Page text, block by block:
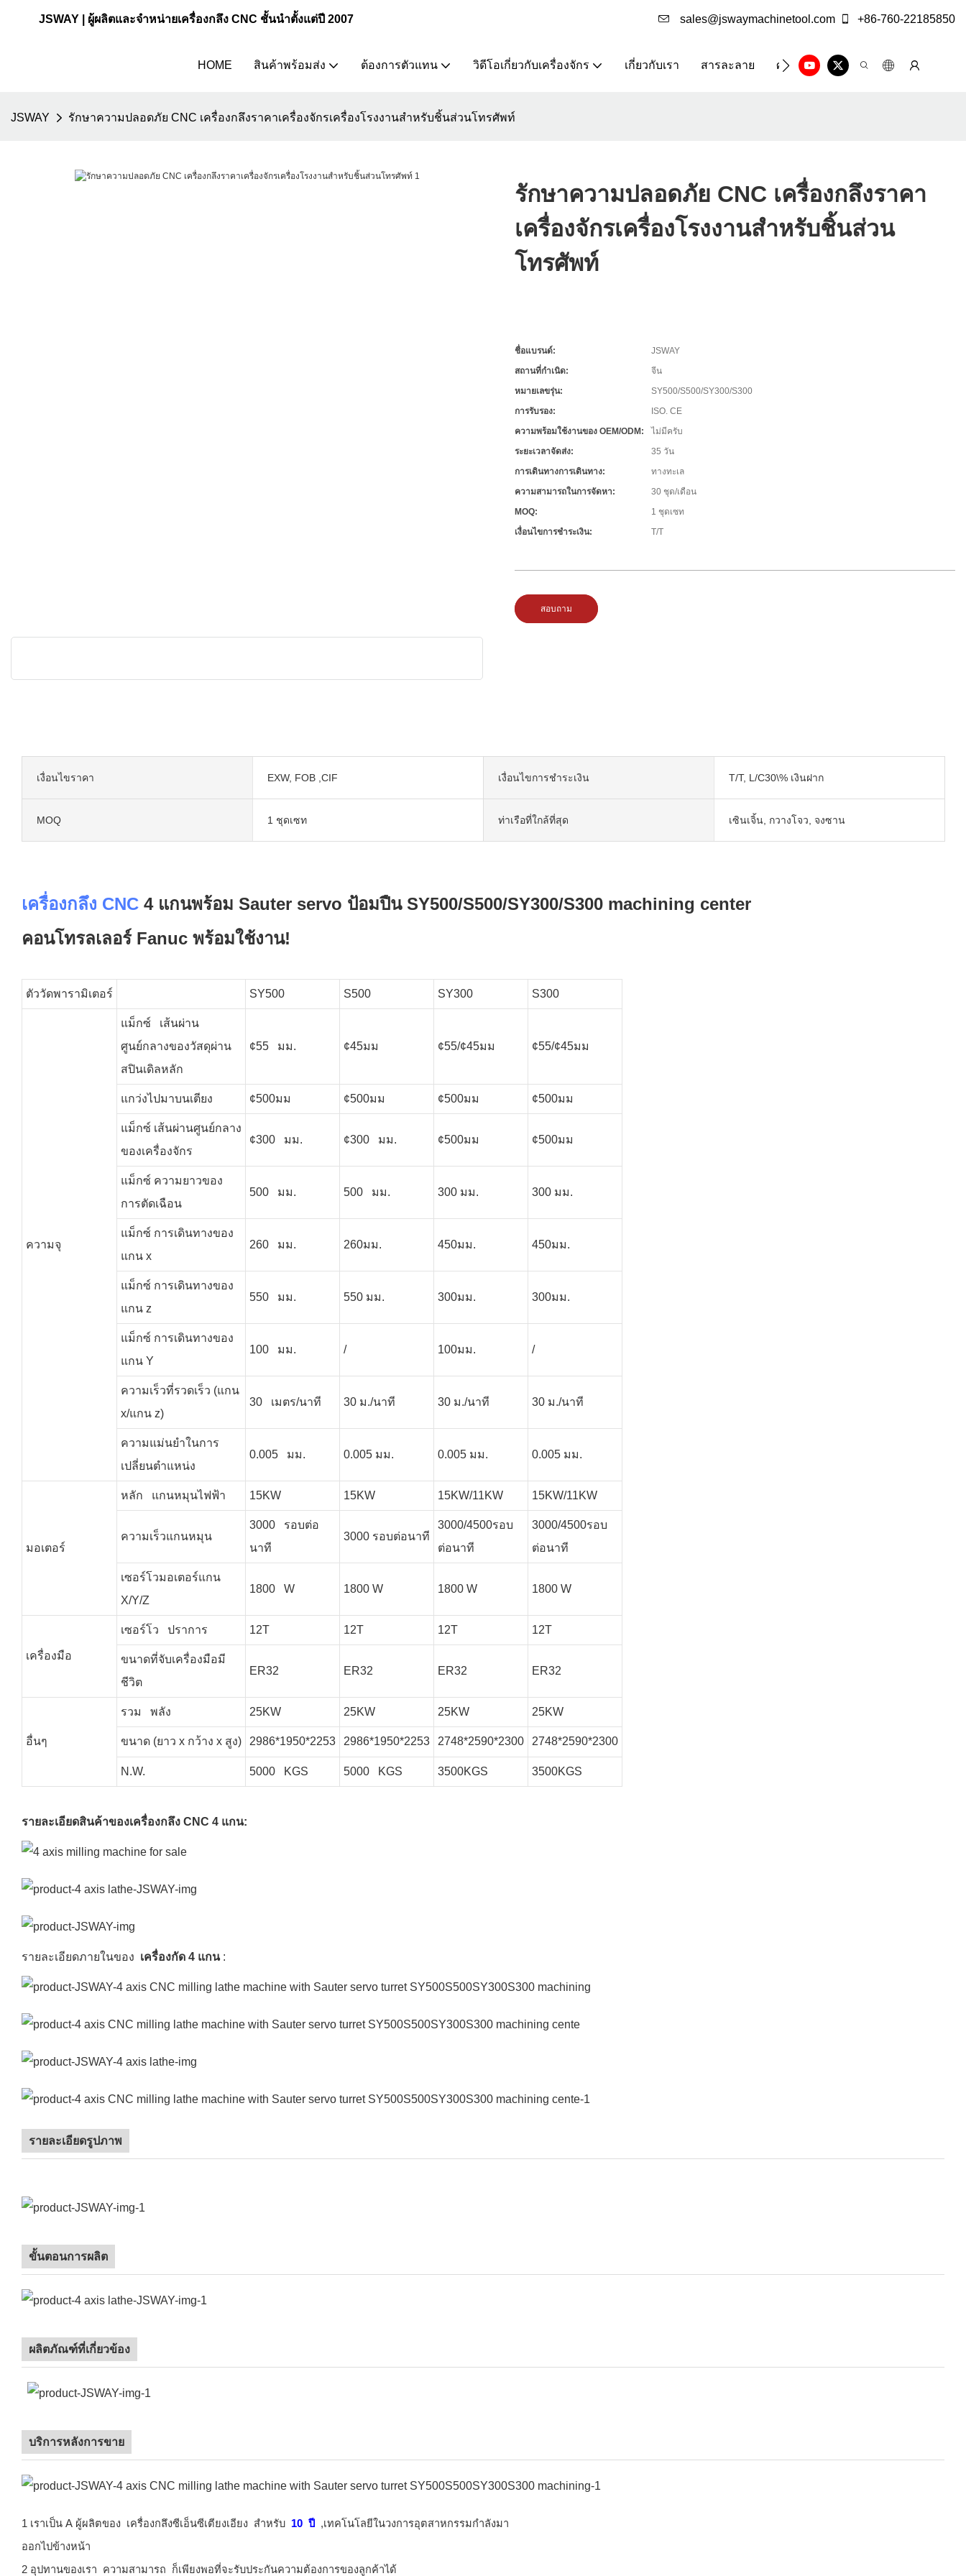
JSWAY | ผู้ผลิตและจำหน่ายเครื่องกลึง CNC ชั้นนำตั้งแต่ปี 2007 sales@jswaymachinetool.com +86-760-22185850
HOME สินค้าพร้อมส่ง ต้องการตัวแทน วิดีโอเกี่ยวกับเครื่องจักร เกี่ยวกับเรา สารละลาย ศูนย์ข้อมูล ติดต่อเรา
JSWAY รักษาความปลอดภัย CNC เครื่องกลึงราคาเครื่องจักรเครื่องโรงงานสำหรับชิ้นส่วนโทรศัพท์
รักษาความปลอดภัย CNC เครื่องกลึงราคา
เครื่องจักรเครื่องโรงงานสำหรับชิ้นส่วน
โทรศัพท์
ชื่อแบรนด์:
JSWAY
สถานที่กำเนิด:
จีน
หมายเลขรุ่น:
SY500/S500/SY300/S300
การรับรอง:
ISO. CE
ความพร้อมใช้งานของ OEM/ODM:
ไม่มีครับ
ระยะเวลาจัดส่ง:
35 วัน
การเดินทางการเดินทาง:
ทางทะเล
ความสามารถในการจัดหา:
30 ชุด/เดือน
MOQ:
1 ชุดเซท
เงื่อนไขการชำระเงิน:
T/T
สอบถาม
เงื่อนไขราคา EXW, FOB ,CIF เงื่อนไขการชำระเงิน T/T, L/C30\% เงินฝาก
MOQ 1 ชุดเซท ท่าเรือที่ใกล้ที่สุด เซินเจิ้น, กวางโจว, จงซาน
เครื่องกลึง CNC 4 แกนพร้อม Sauter servo ป้อมปืน SY500/S500/SY300/S300 machining center
คอนโทรลเลอร์ Fanuc พร้อมใช้งาน!
ตัววัดพารามิเตอร์ SY500 S500 SY300 S300
ความจุ
แม็กซ์ เส้นผ่าน
ศูนย์กลางของวัสดุผ่าน
สปินเดิลหลัก
¢55 มม. ¢45มม ¢55/¢45มม ¢55/¢45มม
แกว่งไปมาบนเตียง ¢500มม ¢500มม ¢500มม ¢500มม
แม็กซ์ เส้นผ่านศูนย์กลาง
ของเครื่องจักร
¢300 มม. ¢300 มม. ¢500มม ¢500มม
แม็กซ์ ความยาวของ
การตัดเฉือน
500 มม. 500 มม. 300 มม. 300 มม.
แม็กซ์ การเดินทางของ
แกน x
260 มม. 260มม. 450มม. 450มม.
แม็กซ์ การเดินทางของ
แกน z
550 มม. 550 มม. 300มม. 300มม.
แม็กซ์ การเดินทางของ
แกน Y
100 มม. / 100มม. /
ความเร็วที่รวดเร็ว (แกน
x/แกน z)
30 เมตร/นาที 30 ม./นาที 30 ม./นาที 30 ม./นาที
ความแม่นยำในการ
เปลี่ยนตำแหน่ง
0.005 มม. 0.005 มม. 0.005 มม. 0.005 มม.
มอเตอร์
หลัก แกนหมุนไฟฟ้า 15KW 15KW 15KW/11KW 15KW/11KW
ความเร็วแกนหมุน
3000 รอบต่อ
นาที
3000 รอบต่อนาที
3000/4500รอบ
ต่อนาที
3000/4500รอบ
ต่อนาที
เซอร์โวมอเตอร์แกน
X/Y/Z
1800 W 1800 W 1800 W 1800 W
เครื่องมือ
เซอร์โว ปราการ 12T 12T 12T 12T
ขนาดที่จับเครื่องมือมี
ชีวิต
ER32 ER32 ER32 ER32
อื่นๆ
รวม พลัง 25KW 25KW 25KW 25KW
ขนาด (ยาว x กว้าง x สูง) 2986*1950*2253 2986*1950*2253 2748*2590*2300 2748*2590*2300
N.W. 5000 KGS 5000 KGS 3500KGS 3500KGS
รายละเอียดสินค้าของเครื่องกลึง CNC 4 แกน:
รายละเอียดภายในของ เครื่องกัด 4 แกน :
รายละเอียดรูปภาพ
ขั้นตอนการผลิต
ผลิตภัณฑ์ที่เกี่ยวข้อง
บริการหลังการขาย
1 เราเป็น A ผู้ผลิตของ เครื่องกลึงซีเอ็นซีเตียงเอียง สำหรับ 10 ปี
,เทคโนโลยีในวงการอุตสาหกรรมกำลังมา
ออกไปข้างหน้า
2 อุปทานของเรา
ความสามารถ ก็เพียงพอที่จะรับประกันความต้องการของลูกค้าได้